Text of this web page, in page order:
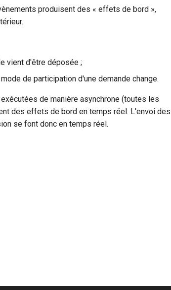
produisent des « effets de bord »,
vient d'être déposée ;
de participation d'une demande change.
de manière asynchrone (toutes les
des effets de bord en temps réel. L'envoi des
se font donc en temps réel.